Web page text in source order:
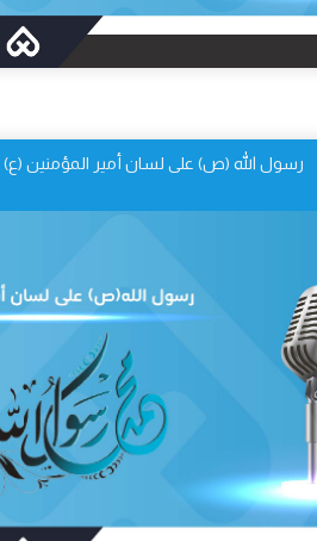
رسول الله (ص) على لسان أمير المؤمنين (ع)